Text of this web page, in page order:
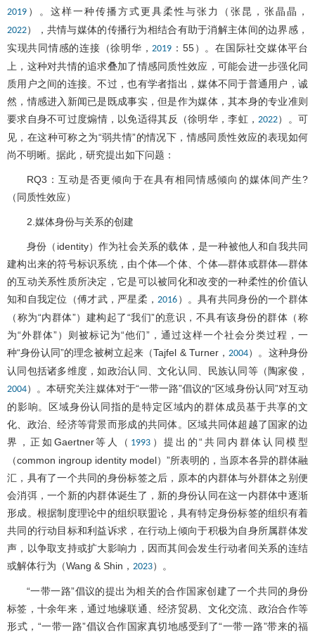
2019 ）。这样一种传播方式更具柔性与张力（张昆，张晶晶，
2022），共情与媒体的传播行为相结合有助于消解主体间的边界感，
实现共同情感的连接（徐明华， 2019 ：55）。在国际社交媒体平台
上，这种对共情的追求叠加了情感同质性效应，可能会进一步强化同
质用户之间的连接。不过，也有学者指出，媒体不同于普通用户，诚
然，情感进入新闻已是既成事实，但是作为媒体，其本身的专业准则
要求自身不可过度煽情，以免适得其反（徐明华，李虹， 2022）。可
见，在这种可称之为“弱共情”的情况下，情感同质性效应的表现如何
尚不明晰。据此，研究提出如下问题：
RQ3：互动是否更倾向于在具有相同情感倾向的媒体间产生?
（同质性效应）
2.媒体身份与关系的创建
身份（identity）作为社会关系的载体，是一种被他人和自我共同
建构出来的符号标识系统，由个体—个体、个体—群体或群体—群体
的互动关系性质所决定，它是可以被同化和改变的一种柔性的价值认
知和自我定位（傅才武，严星柔， 2016 ）。具有共同身份的一个群体
（称为“内群体”）建构起了“我们”的意识，不具有该身份的群体（称
为“外群体”）则被标记为“他们”，通过这样一个社会分类过程，一
种“身份认同”的理念被树立起来（Tajfel & Turner， 2004）。这种身份
认同包括诸多维度，如政治认同、文化认同、民族认同等（陶家俊，
2004）。本研究关注媒体对于“一带一路”倡议的“区域身份认同”对互动
的影响。区域身份认同指的是特定区域内的群体成员基于共享的文
化、政治、经济等背景而形成的共同体。区域共同体超越了国家的边
界，正如Gaertner等人（ 1993 ）提出的“共同内群体认同模型
（common ingroup identity model）”所表明的，当原本各异的群体融
汇，具有了一个共同的身份标签之后，原本的内群体与外群体之别便
会消弭，一个新的内群体诞生了，新的身份认同在这一内群体中逐渐
形成。根据制度理论中的组织联盟论，具有特定身份标签的组织有着
共同的行动目标和利益诉求，在行动上倾向于积极为自身所属群体发
声，以争取支持或扩大影响力，因而其间会发生行动者间关系的连结
或解体行为（Wang & Shin， 2023）。
“一带一路”倡议的提出为相关的合作国家创建了一个共同的身份
标签，十余年来，通过地缘联通、经济贸易、文化交流、政治合作等
形式，“一带一路”倡议合作国家真切地感受到了“一带一路”带来的福